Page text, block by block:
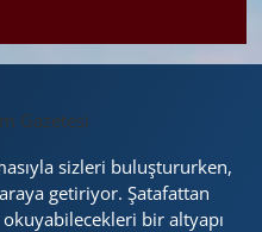
sizleri buluştururken,
getiriyor. Şatafattan
bir altyapı